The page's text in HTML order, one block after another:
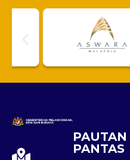
PAUTAN
PANTAS